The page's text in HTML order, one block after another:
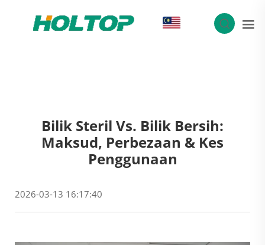
Bilik Steril Vs. Bilik Bersih:
Maksud, Perbezaan & Kes
Penggunaan
2026-03-13 16:17:40